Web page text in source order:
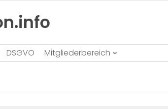
DSGVO Mitgliederbereich